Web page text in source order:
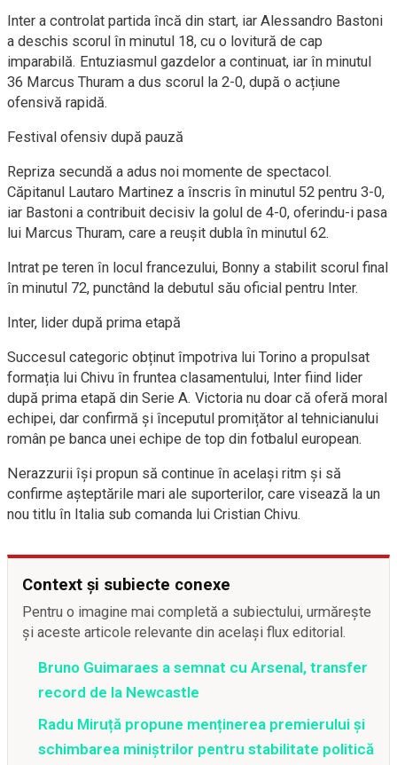
Inter a controlat partida încă din start, iar Alessandro Bastoni
a deschis scorul în minutul 18, cu o lovitură de cap
imparabilă. Entuziasmul gazdelor a continuat, iar în minutul
36 Marcus Thuram a dus scorul la 2-0, după o acțiune
ofensivă rapidă.
Festival ofensiv după pauză
Repriza secundă a adus noi momente de spectacol.
Căpitanul Lautaro Martinez a înscris în minutul 52 pentru 3-0,
iar Bastoni a contribuit decisiv la golul de 4-0, oferindu-i pasa
lui Marcus Thuram, care a reușit dubla în minutul 62.
Intrat pe teren în locul francezului, Bonny a stabilit scorul final
în minutul 72, punctând la debutul său oficial pentru Inter.
Inter, lider după prima etapă
Succesul categoric obținut împotriva lui Torino a propulsat
formația lui Chivu în fruntea clasamentului, Inter fiind lider
după prima etapă din Serie A. Victoria nu doar că oferă moral
echipei, dar confirmă și începutul promițător al tehnicianului
român pe banca unei echipe de top din fotbalul european.
Nerazzurii își propun să continue în același ritm și să
confirme așteptările mari ale suporterilor, care visează la un
nou titlu în Italia sub comanda lui Cristian Chivu.
Context și subiecte conexe
Pentru o imagine mai completă a subiectului, urmărește
și aceste articole relevante din același flux editorial.
Bruno Guimaraes a semnat cu Arsenal, transfer
record de la Newcastle
Radu Miruță propune menținerea premierului și
schimbarea miniștrilor pentru stabilitate politică